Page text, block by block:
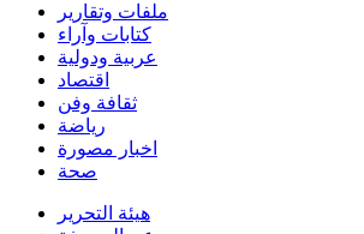
ملفات وتقارير
كتابات وآراء
عربية ودولية
اقتصاد
ثقافة وفن
رياضة
اخبار مصورة
صحة
هيئة التحرير